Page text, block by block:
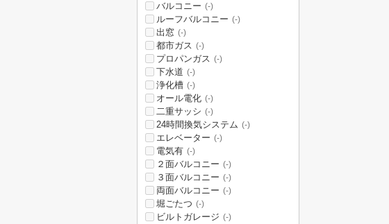
バルコニー (-)
ルーフバルコニー (-)
出窓 (-)
都市ガス (-)
プロパンガス (-)
下水道 (-)
浄化槽 (-)
オール電化 (-)
二重サッシ (-)
24時間換気システム (-)
エレベーター (-)
電気有 (-)
２面バルコニー (-)
３面バルコニー (-)
両面バルコニー (-)
堀ごたつ (-)
ビルトガレージ (-)